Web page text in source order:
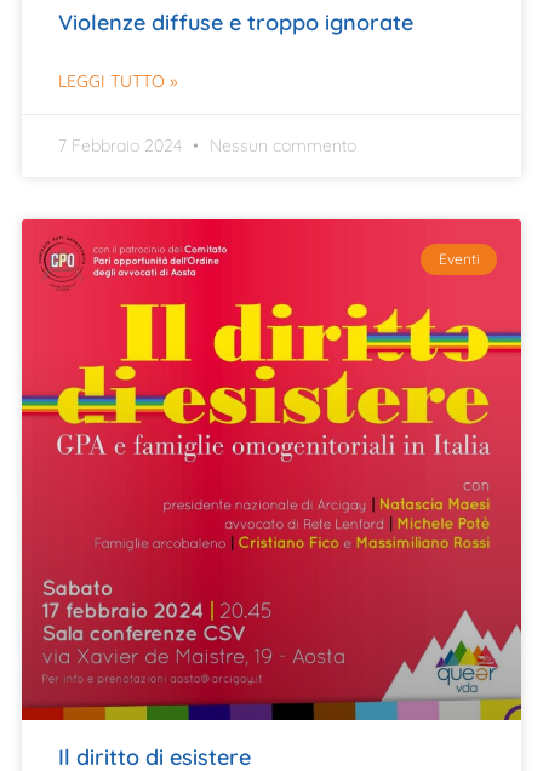
Violenze diffuse e troppo ignorate
LEGGI TUTTO »
7 Febbraio 2024 Nessun commento
Eventi
Il diritto di esistere